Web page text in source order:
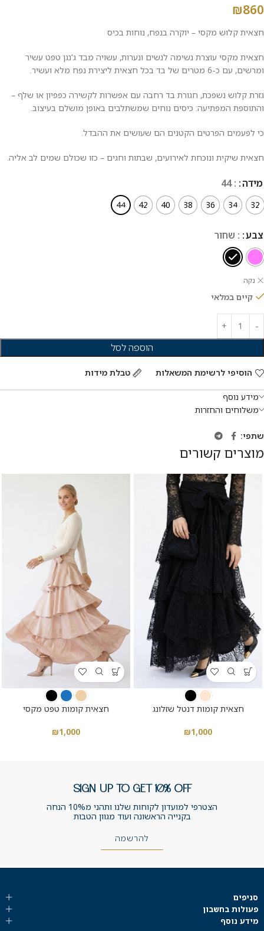
₪860
חצאית קלוש מקסי – יוקרה בנפח, נוחות בכיס
חצאית מקסי עוצרת נשימה לנשים ונערות, עשויה מבד ג'נגן טפט עשיר
ומרשים, עם כ-6 מטרים של בד בכל חצאית ליצירת נפח מלא ועשיר.
גזרת קלוש נשפכת, חגורת בד רחבה עם אפשרות לקשירה כפפיון או שלף –
והתוספת המפתיעה: כיסים נוחים שמשתלבים באופן מושלם בעיצוב.
כי לפעמים הפרטים הקטנים הם שעושים את ההבדל.
חצאית שיקית ונוכחת לאירועים, שבתות וחגים – כזו שכולם שמים לב אליה.
מידה : 44
32
34
36
38
40
42
44
צבע : שחור
נקה
קיים במלאי
הוספה לסל
הוסיפי לרשימת המשאלות טבלת מידות
מידע נוסף
משלוחים והחזרות
שתפי:
מוצרים קשורים
חצאית קומות דנטל שזלונג
₪1,000
חצאית קומות טפט מקסי
₪1,000
SIGN UP TO GET 10% OFF
הצטרפי למועדון לקוחות שלנו ותהני מ10% הנחה
בקנייה הראשונה ועוד מגוון הטבות
להרשמה
סניפים
פעולות בחשבון
מידע נוסף